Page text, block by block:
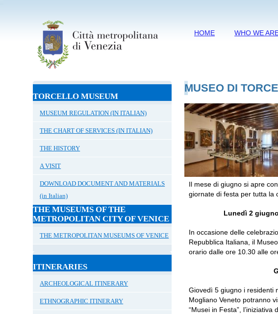
HOME WHO WE
TORCELLO MUSEUM
MUSEUM REGULATION (IN ITALIAN)
THE CHART OF SERVICES (IN ITALIAN)
THE HISTORY
A VISIT
DOWNLOAD DOCUMENT AND MATERIALS
(in Italian)
THE MUSEUMS OF THE
METROPOLITAN CITY OF VENICE
THE METROPOLITAN MUSEUMS OF VENICE
ITINERARIES
ARCHEOLOGICAL ITINERARY
ETHNOGRAPHIC ITINERARY
MUSEO DI
Il mese di giugno si apre
giornate di festa per tutta la
Lunedì 2
In occasione delle
Repubblica Italiana, il
orario dalle ore 10.30 alle
Giovedì 5 giugno i residenti
Mogliano Veneto potranno
“Musei in Festa”,